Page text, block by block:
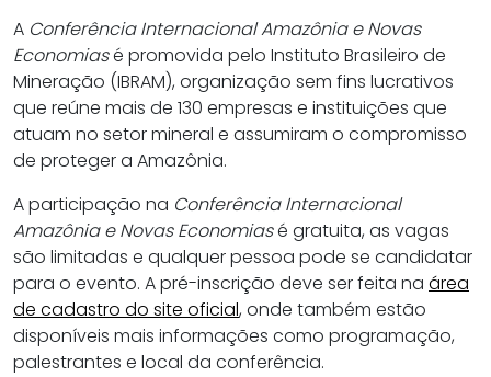
A Conferência Internacional Amazônia e Novas
Economiasé promovida pelo Instituto Brasileiro de
Mineração (IBRAM), organização sem fins lucrativos
que reúne mais de 130 empresas e instituições que
atuam no setor mineral e assumiram o compromisso
de proteger a Amazônia.
A participação na Conferência Internacional
Amazônia e Novas Economiasé gratuita, as vagas
são limitadas e qualquer pessoa pode se candidatar
para o evento. A pré-inscrição deve ser feita na área
de cadastro do site oficial, onde também estão
disponíveis mais informações como programação,
palestrantes e local da conferência.